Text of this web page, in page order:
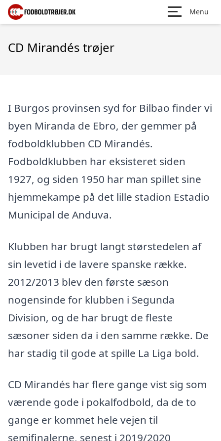
Menu
CD Mirandés trøjer
I Burgos provinsen syd for Bilbao finder vi
byen Miranda de Ebro, der gemmer på
fodboldklubben CD Mirandés.
Fodboldklubben har eksisteret siden
1927, og siden 1950 har man spillet sine
hjemmekampe på det lille stadion Estadio
Municipal de Anduva.
Klubben har brugt langt størstedelen af
sin levetid i de lavere spanske række.
2012/2013 blev den første sæson
nogensinde for klubben i Segunda
Division, og de har brugt de fleste
sæsoner siden da i den samme række. De
har stadig til gode at spille La Liga bold.
CD Mirandés har flere gange vist sig som
værende gode i pokalfodbold, da de to
gange er kommet hele vejen til
semifinalerne, senest i 2019/2020